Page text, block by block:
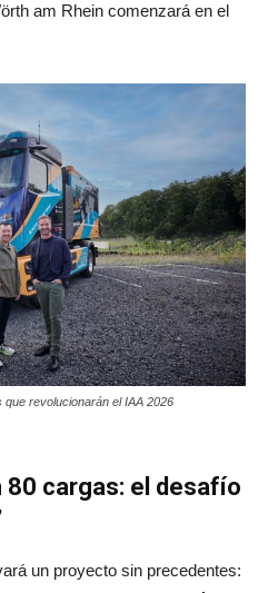
am Rhein comenzará en el
revolucionarán el IAA 2026
80 cargas: el desafío
un proyecto sin precedentes: